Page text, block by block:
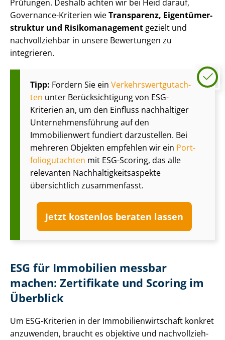
Prüfungen. Deshalb achten wir bei Heid darauf,
Governance-Kriterien wieTransparenz, Ei­gen­tü­mer­
struk­tur und Ri­si­ko­ma­nage­ment gezielt und
nachvollziehbar in unsere Bewertungen zu
integrieren.
Tipp: Fordern Sie ein Ver­kehrs­wert­gut­ach­
ten unter Be­rück­sich­ti­gung von ESG-
Kriterien an, um den Einfluss nachhaltiger
Un­ter­neh­mens­füh­rung auf den
Immobilienwert fundiert darzustellen. Bei
mehreren Objekten empfehlen wir ein Port­
fo­lio­gut­ach­ten mit ESG-Scoring, das alle
relevanten Nach­hal­tig­keits­aspek­te
übersichtlich zusammenfasst.
Jetzt kostenlos beraten lassen
ESG für Immobilien messbar
machen: Zertifikate und Scoring im
Überblick
Um ESG-Kriterien in der Im­mo­bi­li­en­wirt­schaft konkret
anzuwenden, braucht es objektive und nach­voll­zieh­